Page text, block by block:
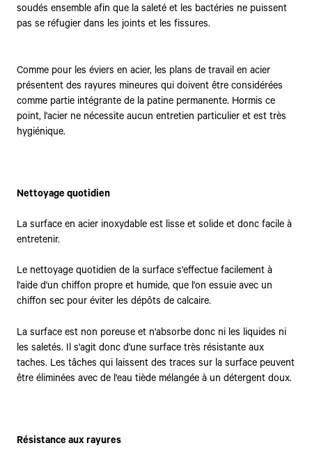
soudés ensemble afin que la saleté et les bactéries ne puissent
pas se réfugier dans les joints et les fissures.
Comme pour les éviers en acier, les plans de travail en acier
présentent des rayures mineures qui doivent être considérées
comme partie intégrante de la patine permanente. Hormis ce
point, l'acier ne nécessite aucun entretien particulier et est très
hygiénique.
Nettoyage quotidien
La surface en acier inoxydable est lisse et solide et donc facile à
entretenir.
Le nettoyage quotidien de la surface s'effectue facilement à
l'aide d'un chiffon propre et humide, que l'on essuie avec un
chiffon sec pour éviter les dépôts de calcaire.
La surface est non poreuse et n'absorbe donc ni les liquides ni
les saletés. Il s'agit donc d'une surface très résistante aux
taches. Les tâches qui laissent des traces sur la surface peuvent
être éliminées avec de l'eau tiède mélangée à un détergent doux.
Résistance aux rayures